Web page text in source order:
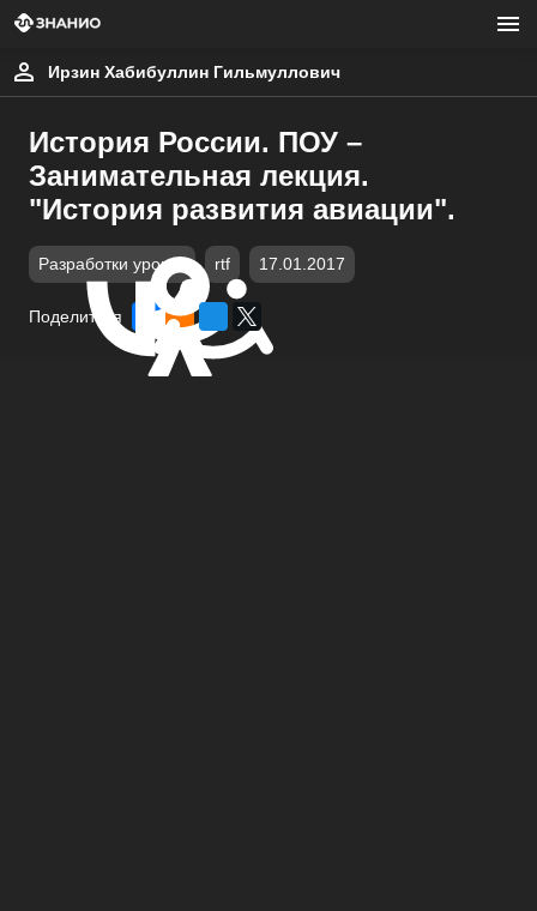
Ирзин Хабибуллин Гильмуллович
История России. ПОУ –
Занимательная лекция.
"История развития авиации".
Разработки уроков rtf 17.01.2017
Поделиться